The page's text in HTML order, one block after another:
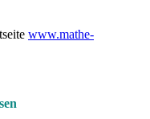
www.mathe-